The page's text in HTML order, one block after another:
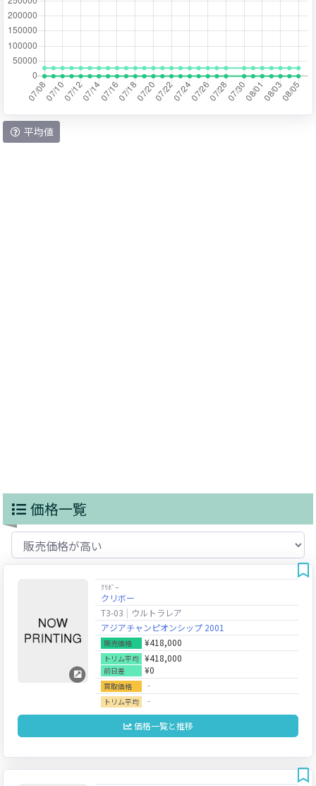
平均値
価格一覧
ｸﾘﾎﾞｰ
クリボー
T3-03
ウルトラレア
アジアチャンピオンシップ 2001
販売価格 ¥418,000
トリム平均 ¥418,000
前日差 ¥0
買取価格 ‐
トリム平均 ‐
価格一覧と推移